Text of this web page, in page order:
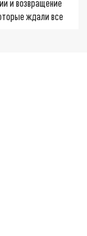
и возвращение
ждали все